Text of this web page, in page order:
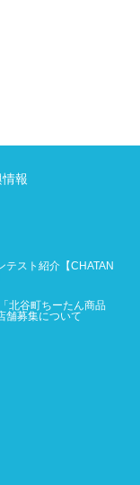
報
テスト紹介【CHATAN
北谷町ちーたん商品
舗募集について